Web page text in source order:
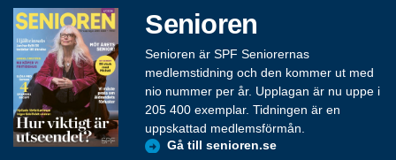
Senioren
Senioren är SPF Seniorernas
medlemstidning och den kommer ut med
nio nummer per år. Upplagan är nu uppe i
205 400 exemplar. Tidningen är en
uppskattad medlemsförmån.
Gå till senioren.se